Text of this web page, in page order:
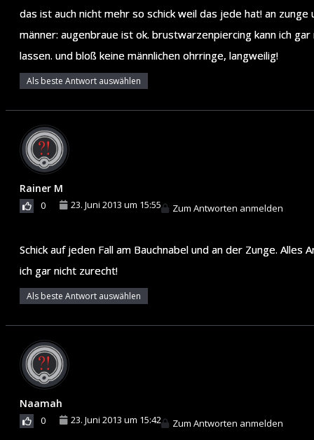
das ist auch nicht mehr so schick weil das jede hat! an
männer: augenbraue ist ok. brustwarzenpiercing kann ich
lassen. und bloß keine männlichen ohrringe, langweilig!
Als beste Antwort auswählen
Rainer M
0 23. Juni 2013 um 15:55 Zum Antworten anmelden
Schick auf jeden Fall am Bauchnabel und an der Zunge.
ich gar nicht zurecht!
Als beste Antwort auswählen
Naamah
0 23. Juni 2013 um 15:42 Zum Antworten anmelden